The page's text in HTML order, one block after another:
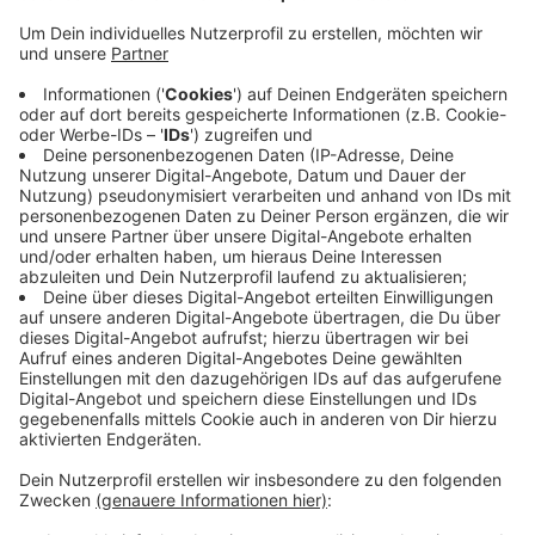
Anzeige
Um auf diese Situation aufmerksam zu machen,
beteiligt sich auch das Kreiskrankenhaus in Waldbröl
am Dienstag am bundesweiten Aktionstag gegen den
Schmerz. Der Leiter der Schmerzambulanz
beantwortet heute an einer Hotline alle Fragen rund
ums Thema. Die Hotline ist von 9 bis 18 Uhr
geschaltet – sie ist unter der 0800 1818120
erreichbar.
Anzeige